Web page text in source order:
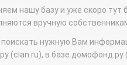
нашу базу и уже скоро
вручную
нужную Вам
(cian.ru), в базе домофонд.ру